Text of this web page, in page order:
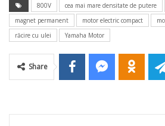
800V cea mai mare densitate de putere
magnet permanent
motor electric compact
răcire cu ulei
Yamaha Motor
Share